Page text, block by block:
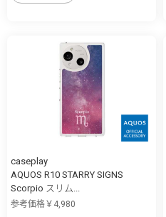
caseplay
AQUOS R10 STARRY SIGNS
Scorpio スリム...
参考価格￥4,980